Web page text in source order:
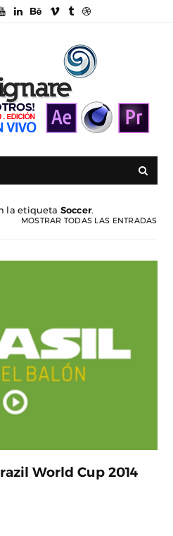
la etiqueta Soccer.
MOSTRAR TODAS LAS ENTRADAS
World Cup 2014